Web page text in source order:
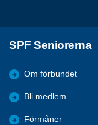
SPF Seniorerna
Om förbundet
Bli medlem
Förmåner